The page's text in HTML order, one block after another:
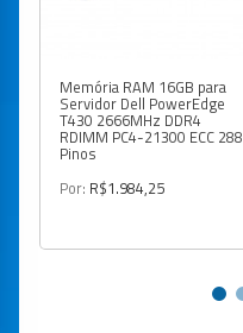
Memória RAM 16GB para
Servidor Dell PowerEdge
T430 2666MHz DDR4
RDIMM PC4-21300 ECC 288
Pinos
Por: R$1.984,25